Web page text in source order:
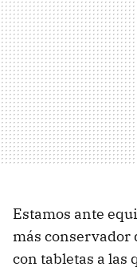
Estamos ante
más
con tabletas a las